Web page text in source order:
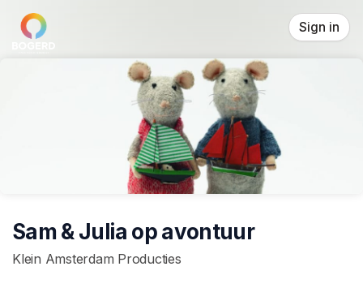
Skip header
Sign in
Sam & Julia op avontuur
Klein Amsterdam Producties